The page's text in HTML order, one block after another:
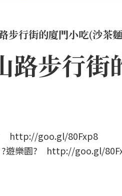
步行街的廈門小吃(沙茶
路步行
?遊樂園? http://goo.gl/